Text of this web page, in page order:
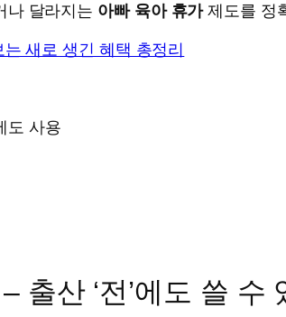
나 달라지는 아빠 육아 휴가제도를 정
새로 생긴 혜택 총정리
도 사용
출산 ‘전’에도 쓸 수